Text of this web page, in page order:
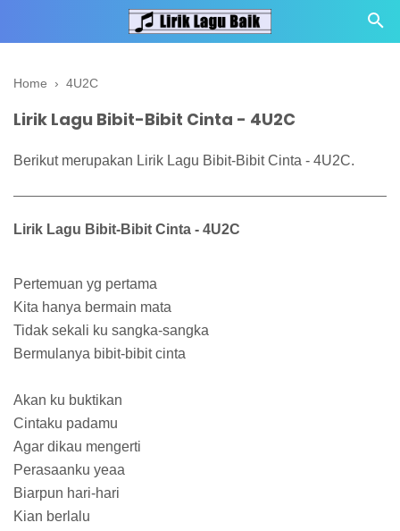
Home › 4U2C
Lirik Lagu Bibit-Bibit Cinta - 4U2C
Berikut merupakan Lirik Lagu Bibit-Bibit Cinta - 4U2C.
Lirik Lagu Bibit-Bibit Cinta - 4U2C
Pertemuan yg pertama
Kita hanya bermain mata
Tidak sekali ku sangka-sangka
Bermulanya bibit-bibit cinta
Akan ku buktikan
Cintaku padamu
Agar dikau mengerti
Perasaanku yeaa
Biarpun hari-hari
Kian berlalu